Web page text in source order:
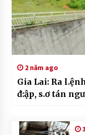
2 năm ago
Gia Lai: Ra
đ:ập, s.ơ tán